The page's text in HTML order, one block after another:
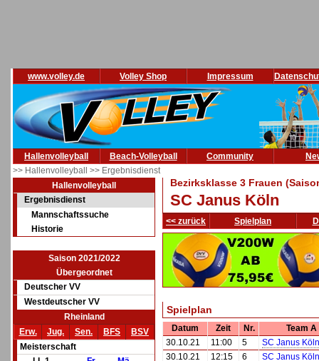
www.volley.de Volley Shop Impressum
Hallenvolleyball Beach-Volleyball Community
>> Hallenvolleyball >> Ergebnisdienst
Hallenvolleyball
Ergebnisdienst
Mannschaftssuche
Historie
Saison 2021/2022
Übergeordnet
Deutscher VV
Westdeutscher VV
Rheinland
Erw.
Jug. Sen. BFS
BSV
Meisterschaft
Bezirksklasse 3 Frauen
SC Janus Köln
<< zurück Spielplan
Spielplan
Datum Zeit Nr.
Team A
30.10.21
11:00 5
SC Janus
30.10.21
12:15 6
SC Janus